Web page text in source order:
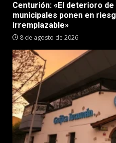
Centurión: «El deterioro
municipales ponen en
irremplazable»
8 de agosto de 2026